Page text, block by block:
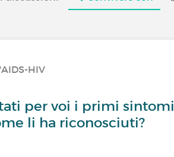
HIV
per voi i primi sintomi
li ha riconosciuti?